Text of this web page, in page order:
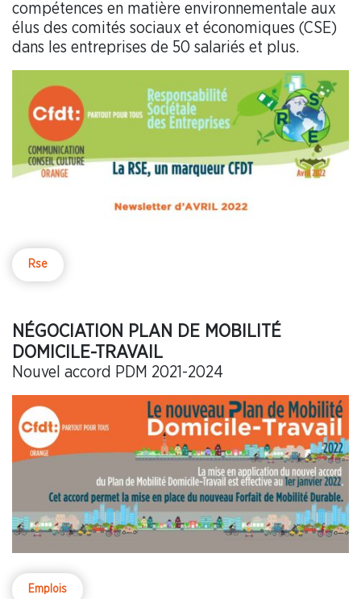
compétences en matière environnementale aux
élus des comités sociaux et économiques (CSE)
dans les entreprises de 50 salariés et plus.
Rse
NÉGOCIATION PLAN DE MOBILITÉ
DOMICILE-TRAVAIL
Nouvel accord PDM 2021-2024
Emplois